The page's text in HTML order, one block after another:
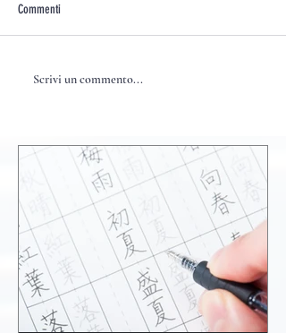
Commenti
Scrivi un commento...